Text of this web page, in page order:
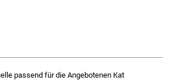
passend für die Angebotenen Kat